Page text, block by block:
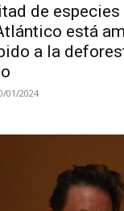
de especies
está
a la
01/2024